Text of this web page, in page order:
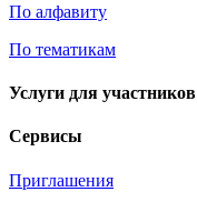
По алфавиту
По тематикам
Услуги для участников
Сервисы
Приглашения